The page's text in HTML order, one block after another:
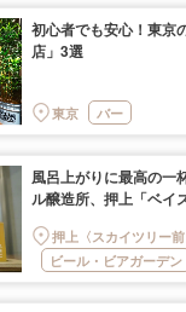
初心者でも安心！東京
店」3選
東京 バー
風呂上がりに最高の一
ル醸造所、押上「ベイ
押上〈スカイツリー
ビール・ビアガーデン